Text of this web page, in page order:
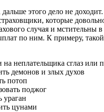
этого дело не
которые
случая и мстительны
по ним. К примеру,
на неплательщика сглаз или
демонов и злых духов
потоп
поджог
ураган
цунами